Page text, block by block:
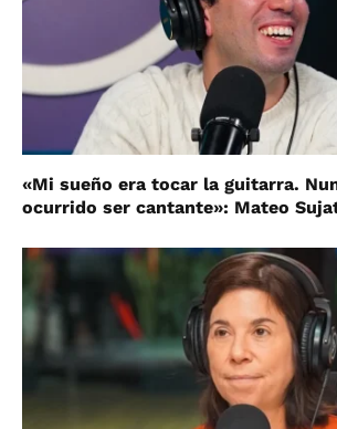
«Mi sueño era tocar la guitarra.
ocurrido ser cantante»: Mateo